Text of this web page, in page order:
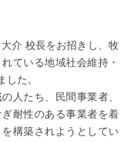
介 校長をお招きし、牧
ている地域社会維持・
した。
人たち、民間事業者、
耐性のある事業者を着
構築されようとしてい